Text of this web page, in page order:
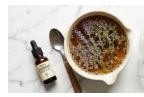
and potential health benefits of
Koch ex N.E.Br. J Ethnopharmacol.
78. doi: 10.1016/j.jep.2010.01.021. Epub
20079822.
Elaheh Bateni, Richard Tester, Farage
Bateni, Kamran Alvani, John Piggott,
Glucomannan Hydrolysates (GMH) to